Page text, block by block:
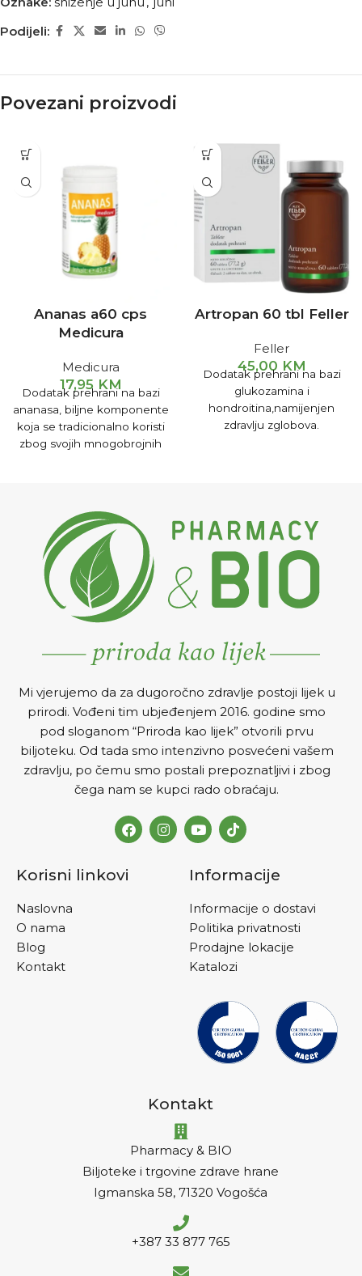
Podijeli:
Povezani proizvodi
Ananas a60 cps
Medicura
Medicura
17,95 KM
Dodatak prehrani na bazi
ananasa, biljne komponente
koja se tradicionalno koristi
zbog svojih mnogobrojnih
Artropan 60 tbl Feller
Feller
45,00 KM
Dodatak prehrani na bazi
glukozamina i
hondroitina,namijenjen
zdravlju zglobova.
Mi vjerujemo da za dugoročno zdravlje postoji lijek u
prirodi. Vođeni tim ubjeđenjem 2016. godine smo
pod sloganom “Priroda kao lijek” otvorili prvu
biljoteku. Od tada smo intenzivno posvećeni vašem
zdravlju, po čemu smo postali prepoznatljivi i zbog
čega nam se kupci rado obraćaju.
Korisni linkovi
Naslovna
O nama
Blog
Kontakt
Informacije
Informacije o dostavi
Politika privatnosti
Prodajne lokacije
Katalozi
Kontakt
Pharmacy & BIO
Biljoteke i trgovine zdrave hrane
Igmanska 58, 71320 Vogošća
+387 33 877 765